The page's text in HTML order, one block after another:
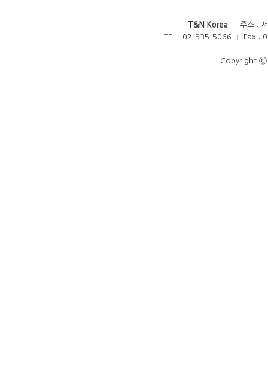
T&N Korea
주소 :
TEL : 02-535-5066
Fax :
Copyright ⓒ